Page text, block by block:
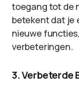
toegang tot de
betekent dat je
nieuwe
verbeteringen.
3. Verbeterde